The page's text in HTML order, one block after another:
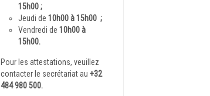
15h00;
Jeudi de 10h00 à 15h00 ;
Vendredi de 10h00 à
15h00.
Pour les attestations, veuillez
contacter le secrétariat au +32
484 980 500.